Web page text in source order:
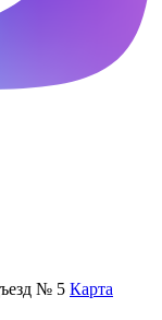
№ 5 Карта